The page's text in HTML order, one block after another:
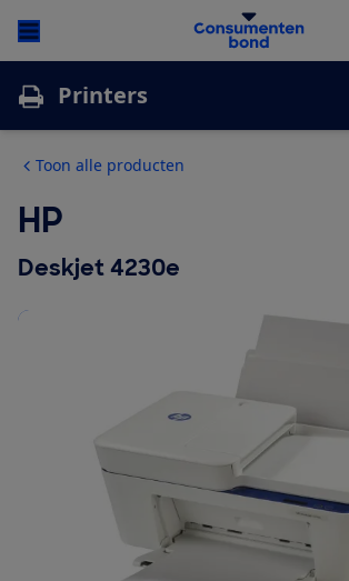
Printers
Toon alle producten
HP
Deskjet 4230e